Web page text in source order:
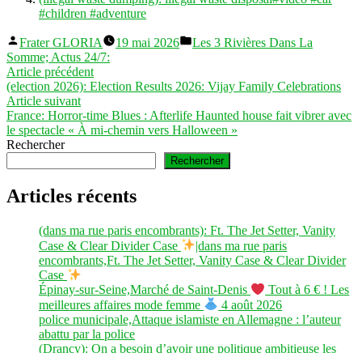
#children #adventure
Publié
par
Frater GLORIA 19 mai 2026
Publié
Les 3 Rivières Dans La
Somme; Actus 24/7:
Navigation
de
l’article
Article précédentArticle
précédent :
(election 2026): Election Results 2026: Vijay Family Celebrations
Article suivantArticle
suivant :
France: Horror-time Blues : Afterlife Haunted house fait vibrer avec
le spectacle « À mi-chemin vers Halloween »
Rechercher
Rechercher
Articles récents
(dans ma rue paris encombrants): Ft. The Jet Setter, Vanity
Case & Clear Divider Case
|dans ma rue paris
encombrants,Ft. The Jet Setter, Vanity Case & Clear Divider
Case
Épinay-sur-Seine,Marché de Saint-Denis
Tout à 6 € ! Les
meilleures affaires mode femme
4 août 2026
police municipale,Attaque islamiste en Allemagne : l’auteur
abattu par la police
(Drancy): On a besoin d’avoir une politique ambitieuse les